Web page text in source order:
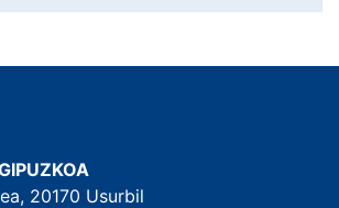
20170 Usurbil